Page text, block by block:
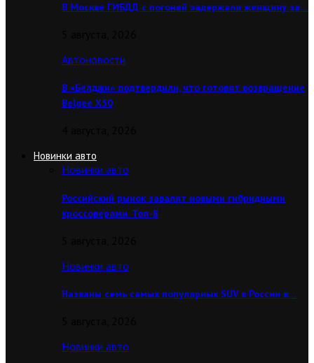
В Москве ГИБДД с погоней задержали женщину за…
Автоновости
В «Белджи» подтвердили, что готовят возвращение
Belgee X50
Новинки авто
Новинки авто
Российский рынок завалят новыми гибридными
кроссоверами. Топ-8
Новинки авто
Названы семь самых популярных SUV в России в…
Новинки авто